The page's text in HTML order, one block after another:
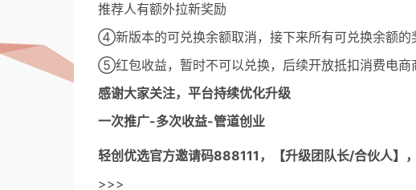
推荐人有额外拉新奖励
④新版本的可兑换余额取消，接下来所有可兑换余额的
⑤红包收益，暂时不可以兑换，后续开放抵扣消费电商
感谢大家关注，平台持续优化升级
一次推广-多次收益-管道创业
轻创优选官方邀请码888111，【升级团队长/合伙人】
>>>